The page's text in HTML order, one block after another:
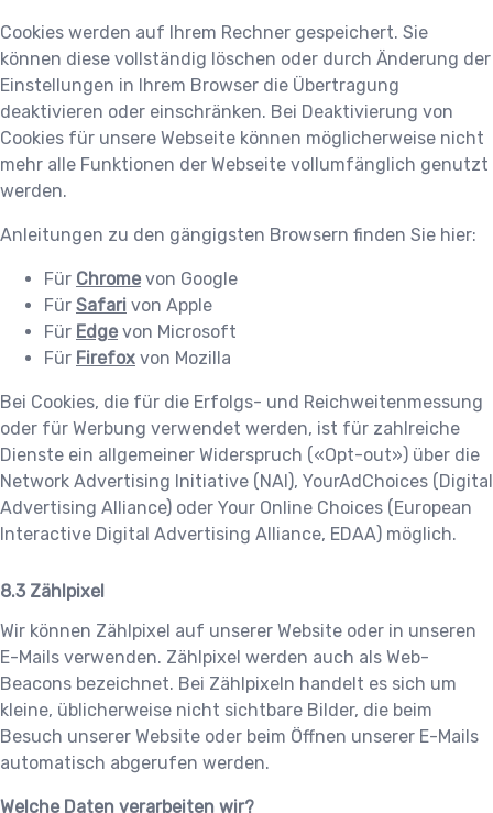
Cookies werden auf Ihrem Rechner gespeichert. Sie
können diese vollständig löschen oder durch Änderung der
Einstellungen in Ihrem Browser die Übertragung
deaktivieren oder einschränken. Bei Deaktivierung von
Cookies für unsere Webseite können möglicherweise nicht
mehr alle Funktionen der Webseite vollumfänglich genutzt
werden.
Anleitungen zu den gängigsten Browsern finden Sie hier:
Für Chrome von Google
Für Safari von Apple
Für Edge von Microsoft
Für Firefox von Mozilla
Bei Cookies, die für die Erfolgs- und Reichweitenmessung
oder für Werbung verwendet werden, ist für zahlreiche
Dienste ein allgemeiner Widerspruch («Opt-out») über die
Network Advertising Initiative (NAI), YourAdChoices (Digital
Advertising Alliance) oder Your Online Choices (European
Interactive Digital Advertising Alliance, EDAA) möglich.
Zählpixel
Wir können Zählpixel auf unserer Website oder in unseren
E-Mails verwenden. Zählpixel werden auch als Web-
Beacons bezeichnet. Bei Zählpixeln handelt es sich um
kleine, üblicherweise nicht sichtbare Bilder, die beim
Besuch unserer Website oder beim Öffnen unserer E-Mails
automatisch abgerufen werden.
Welche Daten verarbeiten wir?